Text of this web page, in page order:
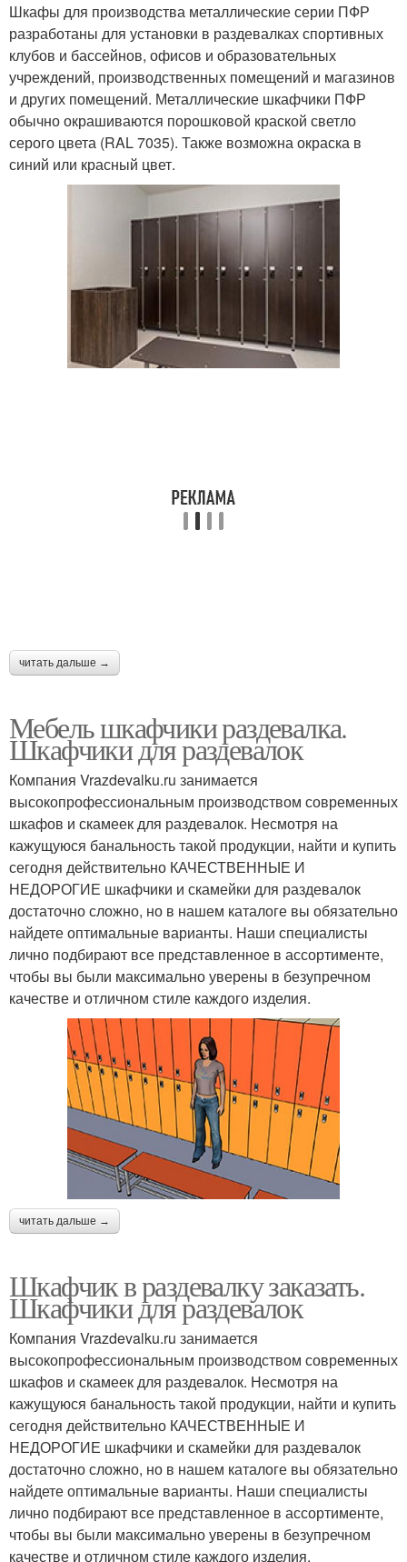
Шкафы для производства металлические серии ПФР
разработаны для установки в раздевалках спортивных
клубов и бассейнов, офисов и образовательных
учреждений, производственных помещений и магазинов
и других помещений. Металлические шкафчики ПФР
обычно окрашиваются порошковой краской светло
серого цвета (RAL 7035). Также возможна окраска в
синий или красный цвет.
читать дальше →
Мебель шкафчики раздевалка.
Шкафчики для раздевалок
Компания Vrazdevalku.ru занимается
высокопрофессиональным производством современных
шкафов и скамеек для раздевалок. Несмотря на
кажущуюся банальность такой продукции, найти и купить
сегодня действительно КАЧЕСТВЕННЫЕ И
НЕДОРОГИЕ шкафчики и скамейки для раздевалок
достаточно сложно, но в нашем каталоге вы обязательно
найдете оптимальные варианты. Наши специалисты
лично подбирают все представленное в ассортименте,
чтобы вы были максимально уверены в безупречном
качестве и отличном стиле каждого изделия.
читать дальше →
Шкафчик в раздевалку заказать.
Шкафчики для раздевалок
Компания Vrazdevalku.ru занимается
высокопрофессиональным производством современных
шкафов и скамеек для раздевалок. Несмотря на
кажущуюся банальность такой продукции, найти и купить
сегодня действительно КАЧЕСТВЕННЫЕ И
НЕДОРОГИЕ шкафчики и скамейки для раздевалок
достаточно сложно, но в нашем каталоге вы обязательно
найдете оптимальные варианты. Наши специалисты
лично подбирают все представленное в ассортименте,
чтобы вы были максимально уверены в безупречном
качестве и отличном стиле каждого изделия.